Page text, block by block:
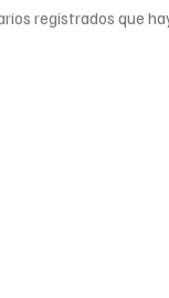
registrados que